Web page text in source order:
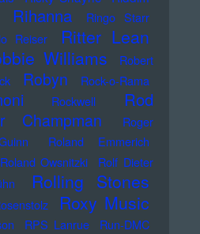
Rihanna Ringo Starr
Reiser Ritter Lean
Williams
Robert
Robyn Rock-o-Rama
Rockwell
Rod
Champman
Roger
Roland Emmerich
Roland Owsnitzki
Rolf Dieter
Rolling Stones
Roxy Music
RPS Lanrue
Run-DMC